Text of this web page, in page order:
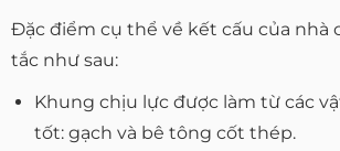
Đặc điểm cụ thể về kết cấu của nhà
tắc như sau:
Khung chịu lực được làm từ các
tốt: gạch và bê tông cốt thép.